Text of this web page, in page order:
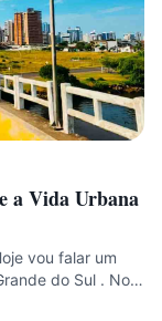
a Vida Urbana
vou falar um
do Sul . No…